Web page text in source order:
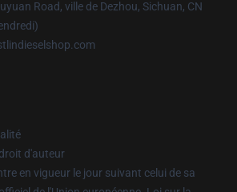
Road, ville de Dezhou, Sichuan, CN
d'auteur
en vigueur le jour suivant celui de sa